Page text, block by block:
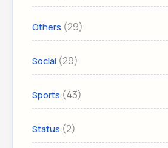
Others (29)
Social (29)
Sports (43)
Status (2)